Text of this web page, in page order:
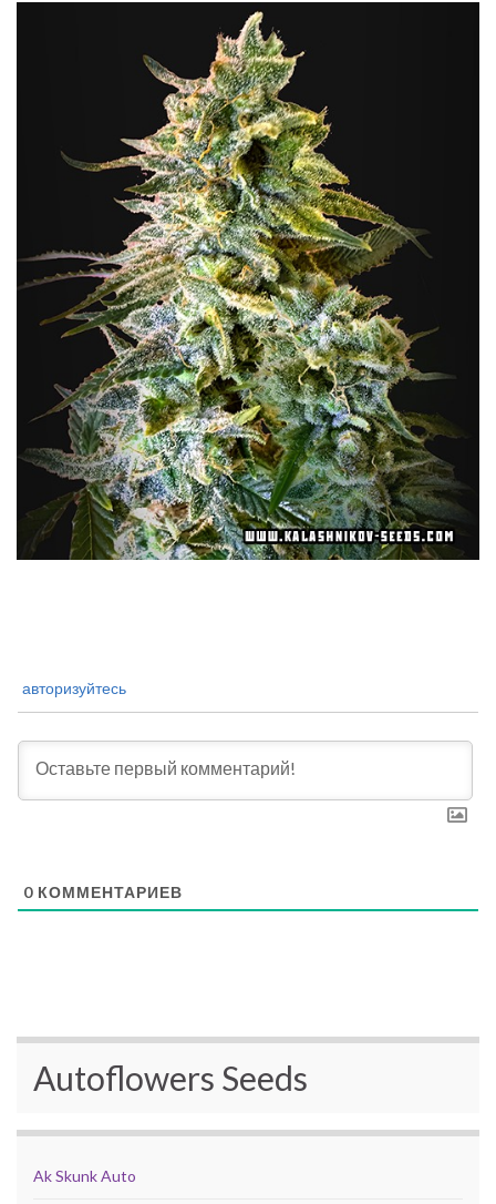
авторизуйтесь
0 КОММЕНТАРИЕВ
Autoflowers Seeds
Ak Skunk Auto